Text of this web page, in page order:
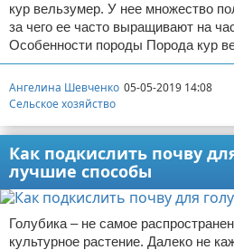
кур вельзумер. У нее множество
за чего ее часто выращивают на
Особенности породы Порода кур
Ангелина Шевченко 05-05-2019 14:08
Сельское хозяйство
Как подкислить почву
лучшие способы
Голубика – не самое
культурное растение. Далеко не